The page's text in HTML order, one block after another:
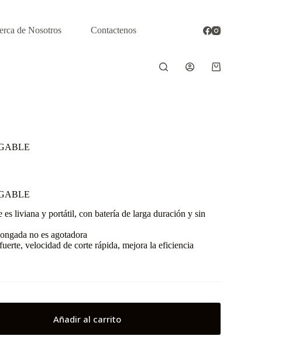
de Nosotros Contactenos
es liviana y portátil, con batería de larga duración y sin
no es agotadora
velocidad de corte rápida, mejora la eficiencia
Añadir al carrito